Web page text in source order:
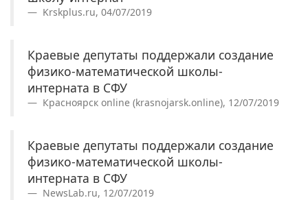
Krskplus.ru, 04/07/2019
Краевые депутаты поддержали создание
физико-математической школы-
интерната в СФУ
Красноярск online (krasnojarsk.online), 12/07/2019
Краевые депутаты поддержали создание
физико-математической школы-
интерната в СФУ
NewsLab.ru, 12/07/2019